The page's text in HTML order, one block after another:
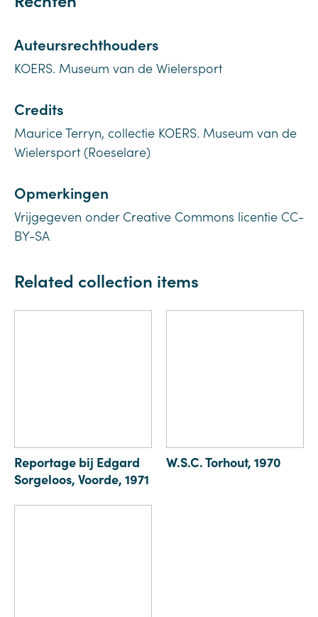
Auteursrechthouders
KOERS. Museum van de Wielersport
Credits
Maurice Terryn, collectie KOERS. Museum van de
Wielersport (Roeselare)
Opmerkingen
Vrijgegeven onder Creative Commons licentie CC-
BY-SA
Related collection items
Reportage bij Edgard
Sorgeloos, Voorde, 1971
W.S.C. Torhout, 1970